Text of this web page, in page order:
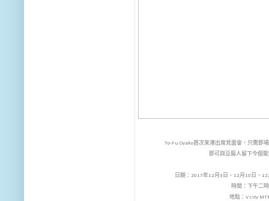
To-Fu Oyako首次來港出席見面會，只需即
即可與豆腐人留下今個
日期：2017年12月3日、12月10日、
時間：下午二
地點：V city